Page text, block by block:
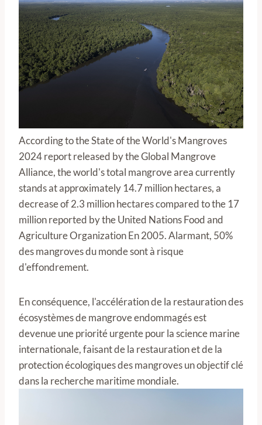
According to the State of the World's Mangroves
2024 report released by the Global Mangrove
Alliance, the world's total mangrove area currently
stands at approximately 14.7 million hectares, a
decrease of 2.3 million hectares compared to the 17
million reported by the United Nations Food and
Agriculture Organization En 2005. Alarmant, 50%
des mangroves du monde sont à risque
d'effondrement.
En conséquence, l'accélération de la restauration des
écosystèmes de mangrove endommagés est
devenue une priorité urgente pour la science marine
internationale, faisant de la restauration et de la
protection écologiques des mangroves un objectif clé
dans la recherche maritime mondiale.